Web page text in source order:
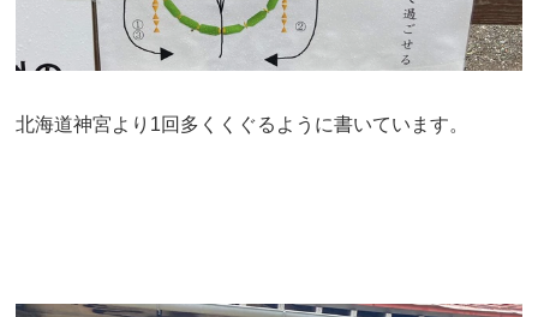
北海道神宮より1回多くくぐるように書いています。